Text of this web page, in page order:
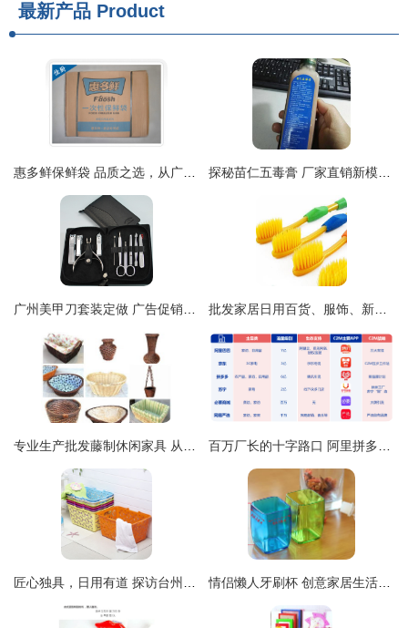
最新产品 Product